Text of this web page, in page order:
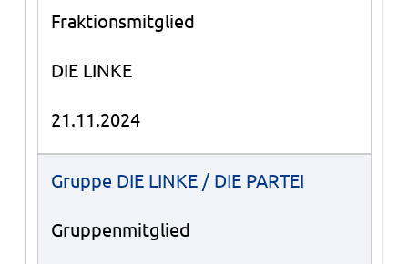
Fraktionsmitglied
DIE LINKE
21.11.2024
Gruppe DIE LINKE / DIE PARTEI
Gruppenmitglied